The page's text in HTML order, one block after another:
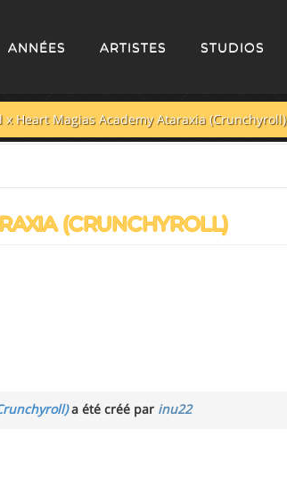
ANNÉES ARTISTES STUDIOS
x Heart Magias Academy Ataraxia (Crunchyroll)
(CRUNCHYROLL)
a été créé par inu22